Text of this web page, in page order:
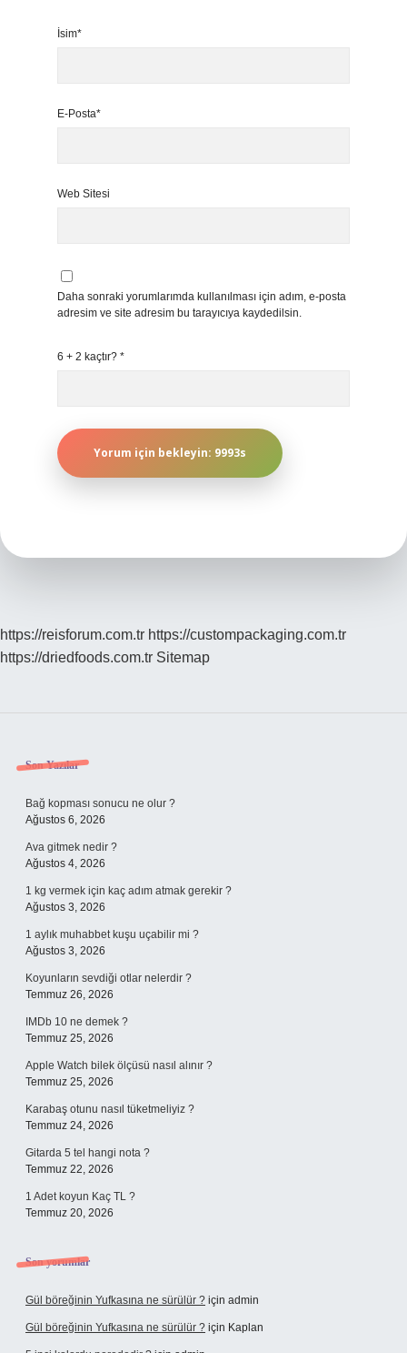
İsim*
E-Posta*
Web Sitesi
Daha sonraki yorumlarımda kullanılması için adım, e-posta
adresim ve site adresim bu tarayıcıya kaydedilsin.
6 + 2 kaçtır? *
https://reisforum.com.tr https://custompackaging.com.tr
https://driedfoods.com.tr Sitemap
Sidebar
Son Yazılar
Bağ kopması sonucu ne olur ?
Ağustos 6, 2026
Ava gitmek nedir ?
Ağustos 4, 2026
1 kg vermek için kaç adım atmak gerekir ?
Ağustos 3, 2026
1 aylık muhabbet kuşu uçabilir mi ?
Ağustos 3, 2026
Koyunların sevdiği otlar nelerdir ?
Temmuz 26, 2026
IMDb 10 ne demek ?
Temmuz 25, 2026
Apple Watch bilek ölçüsü nasıl alınır ?
Temmuz 25, 2026
Karabaş otunu nasıl tüketmeliyiz ?
Temmuz 24, 2026
Gitarda 5 tel hangi nota ?
Temmuz 22, 2026
1 Adet koyun Kaç TL ?
Temmuz 20, 2026
Son yorumlar
Gül böreğinin Yufkasına ne sürülür ? için admin
Gül böreğinin Yufkasına ne sürülür ? için Kaplan